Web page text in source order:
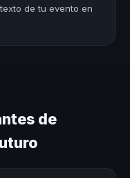
de tu evento en
de